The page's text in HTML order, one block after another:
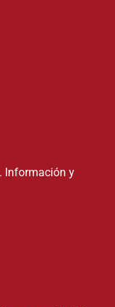
Información y